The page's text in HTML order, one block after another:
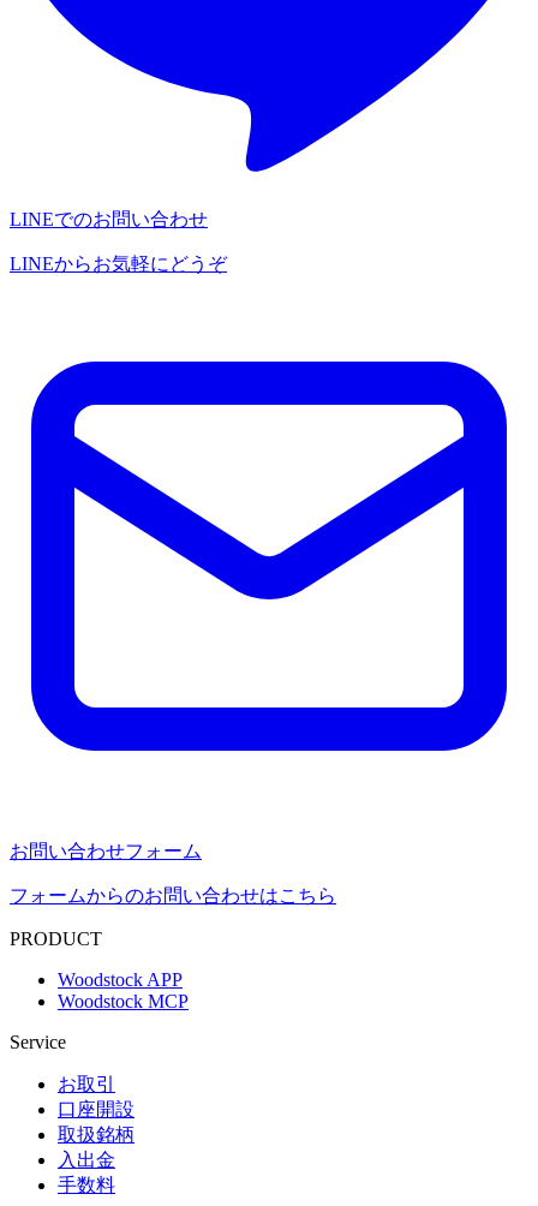
LINEでのお問い合わせ
LINEからお気軽にどうぞ
お問い合わせフォーム
フォームからのお問い合わせはこちら
PRODUCT
Woodstock APP
Woodstock MCP
Service
お取引
口座開設
取扱銘柄
入出金
手数料